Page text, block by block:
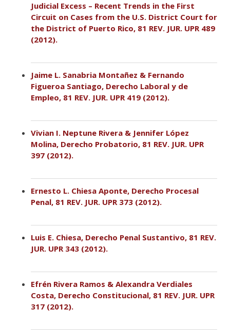
Judicial Excess – Recent Trends in the First
Circuit on Cases from the U.S. District Court for
the District of Puerto Rico, 81 REV. JUR. UPR 489
(2012).
Jaime L. Sanabria Montañez & Fernando
Figueroa Santiago, Derecho Laboral y de
Empleo, 81 REV. JUR. UPR 419 (2012).
Vivian I. Neptune Rivera & Jennifer López
Molina, Derecho Probatorio, 81 REV. JUR. UPR
397 (2012).
Ernesto L. Chiesa Aponte, Derecho Procesal
Penal, 81 REV. JUR. UPR 373 (2012).
Luis E. Chiesa, Derecho Penal Sustantivo, 81 REV.
JUR. UPR 343 (2012).
Efrén Rivera Ramos & Alexandra Verdiales
Costa, Derecho Constitucional, 81 REV. JUR. UPR
317 (2012).